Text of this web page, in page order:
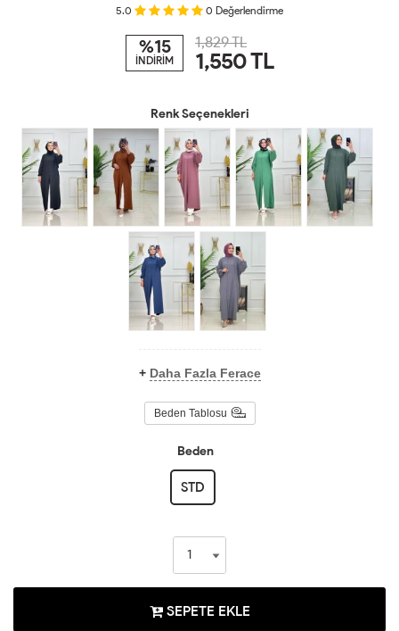
5.0 0 Değerlendirme
%15
İNDİRİM
1,829 TL
1,550TL
Renk Seçenekleri
+ Daha Fazla Ferace
Beden Tablosu
Beden
STD
SEPETE EKLE